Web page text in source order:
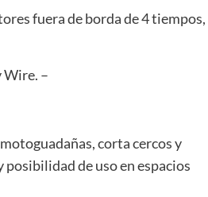
fuera de borda de 4 tiempos,
Wire. –
corta cercos y
de uso en espacios